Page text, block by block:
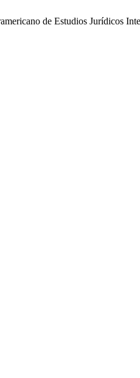
de Estudios Jurídicos